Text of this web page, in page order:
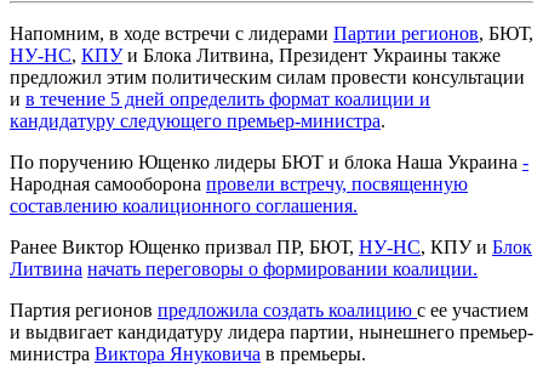
Напомним, в ходе встречи с лидерами Партии регионов, БЮТ,
НУ-НС, КПУи Блока Литвина, Президент Украины также
предложил этим политическим силам провести консультации
и в течение 5 дней определить формат коалиции и
кандидатуру следующего премьер-министра.
По поручению Ющенко лидеры БЮТ и блока Наша Украина -
Народная самооборона провели встречу, посвященную
составлению коалиционного соглашения.
Ранее Виктор Ющенко призвал ПР, БЮТ, НУ-НС, КПУ и Блок
Литвина начать переговоры о формировании коалиции.
Партия регионов предложила создать коалицию с ее участием
и выдвигает кандидатуру лидера партии, нынешнего премьер-
министра Виктора Януковича в премьеры.